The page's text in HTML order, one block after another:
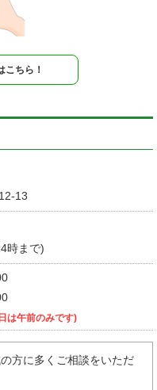
こちら！
13
時まで)
は午前のみです)
方に多くご相談をいただ